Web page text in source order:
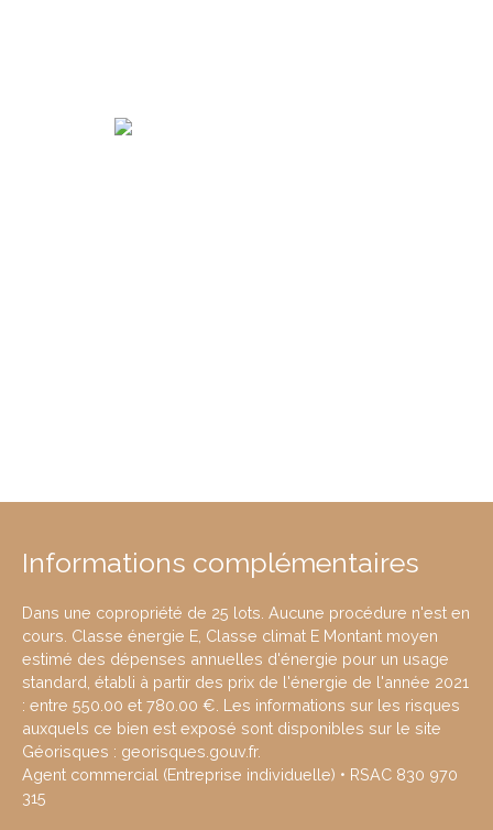
Informations complémentaires
Dans une copropriété de 25 lots. Aucune procédure n'est en
cours. Classe énergie E, Classe climat E Montant moyen
estimé des dépenses annuelles d'énergie pour un usage
standard, établi à partir des prix de l'énergie de l'année 2021
: entre 550.00 et 780.00 €. Les informations sur les risques
auxquels ce bien est exposé sont disponibles sur le site
Géorisques : georisques.gouv.fr.
Agent commercial (Entreprise individuelle) • RSAC 830 970
315